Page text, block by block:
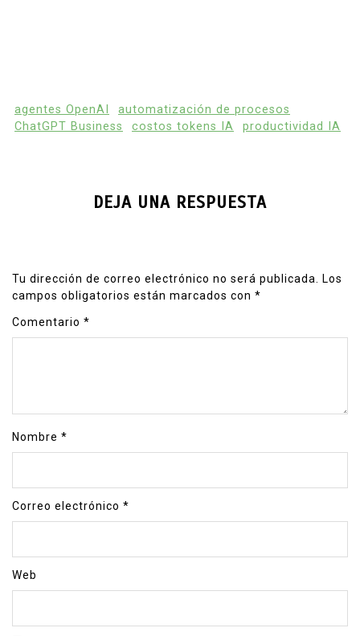
agentes OpenAI
automatización de procesos
ChatGPT Business
costos tokens IA productividad IA
DEJA UNA RESPUESTA
Tu dirección de correo electrónico no será publicada. Los
campos obligatorios están marcados con *
Comentario *
Nombre *
Correo electrónico *
Web